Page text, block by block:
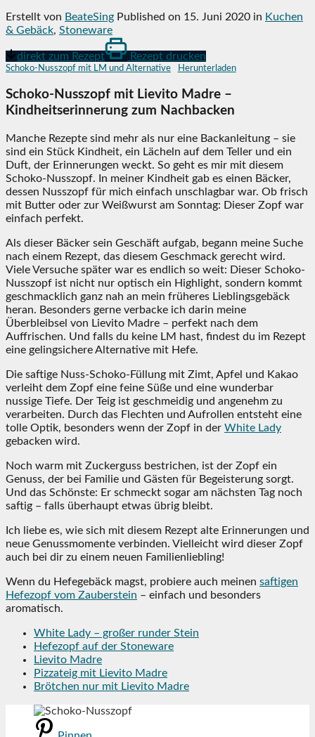
Erstellt von BeateSing Published on 15. Juni 2020 in Kuchen
& Gebäck, Stoneware
direkt zum Rezept Rezept drucken
Schoko-Nusszopf mit LM und Alternative Herunterladen
Schoko-Nusszopf mit Lievito Madre –
Kindheitserinnerung zum Nachbacken
Manche Rezepte sind mehr als nur eine Backanleitung – sie
sind ein Stück Kindheit, ein Lächeln auf dem Teller und ein
Duft, der Erinnerungen weckt. So geht es mir mit diesem
Schoko-Nusszopf. In meiner Kindheit gab es einen Bäcker,
dessen Nusszopf für mich einfach unschlagbar war. Ob frisch
mit Butter oder zur Weißwurst am Sonntag: Dieser Zopf war
einfach perfekt.
Als dieser Bäcker sein Geschäft aufgab, begann meine Suche
nach einem Rezept, das diesem Geschmack gerecht wird.
Viele Versuche später war es endlich so weit: Dieser Schoko-
Nusszopf ist nicht nur optisch ein Highlight, sondern kommt
geschmacklich ganz nah an mein früheres Lieblingsgebäck
heran. Besonders gerne verbacke ich darin meine
Überbleibsel von Lievito Madre – perfekt nach dem
Auffrischen. Und falls du keine LM hast, findest du im Rezept
eine gelingsichere Alternative mit Hefe.
Die saftige Nuss-Schoko-Füllung mit Zimt, Apfel und Kakao
verleiht dem Zopf eine feine Süße und eine wunderbar
nussige Tiefe. Der Teig ist geschmeidig und angenehm zu
verarbeiten. Durch das Flechten und Aufrollen entsteht eine
tolle Optik, besonders wenn der Zopf in der White Lady
gebacken wird.
Noch warm mit Zuckerguss bestrichen, ist der Zopf ein
Genuss, der bei Familie und Gästen für Begeisterung sorgt.
Und das Schönste: Er schmeckt sogar am nächsten Tag noch
saftig – falls überhaupt etwas übrig bleibt.
Ich liebe es, wie sich mit diesem Rezept alte Erinnerungen und
neue Genussmomente verbinden. Vielleicht wird dieser Zopf
auch bei dir zu einem neuen Familienliebling!
Wenn du Hefegebäck magst, probiere auch meinen saftigen
Hefezopf vom Zauberstein – einfach und besonders
aromatisch.
White Lady – großer runder Stein
Hefezopf auf der Stoneware
Lievito Madre
Pizzateig mit Lievito Madre
Brötchen nur mit Lievito Madre